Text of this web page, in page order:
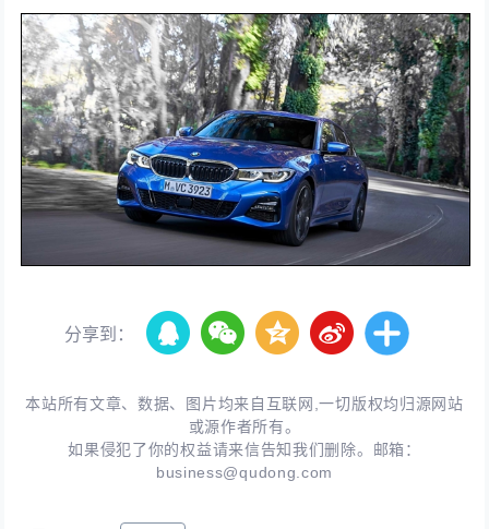
分享到：
本站所有文章、数据、图片均来自互联网,一切版权均归源网站
或源作者所有。
如果侵犯了你的权益请来信告知我们删除。邮箱：
business@qudong.com